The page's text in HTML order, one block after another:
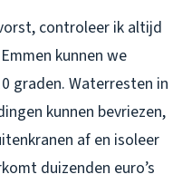
controleer ik altijd
kunnen we
graden. Waterresten in
kunnen bevriezen,
af en isoleer
duizenden euro’s